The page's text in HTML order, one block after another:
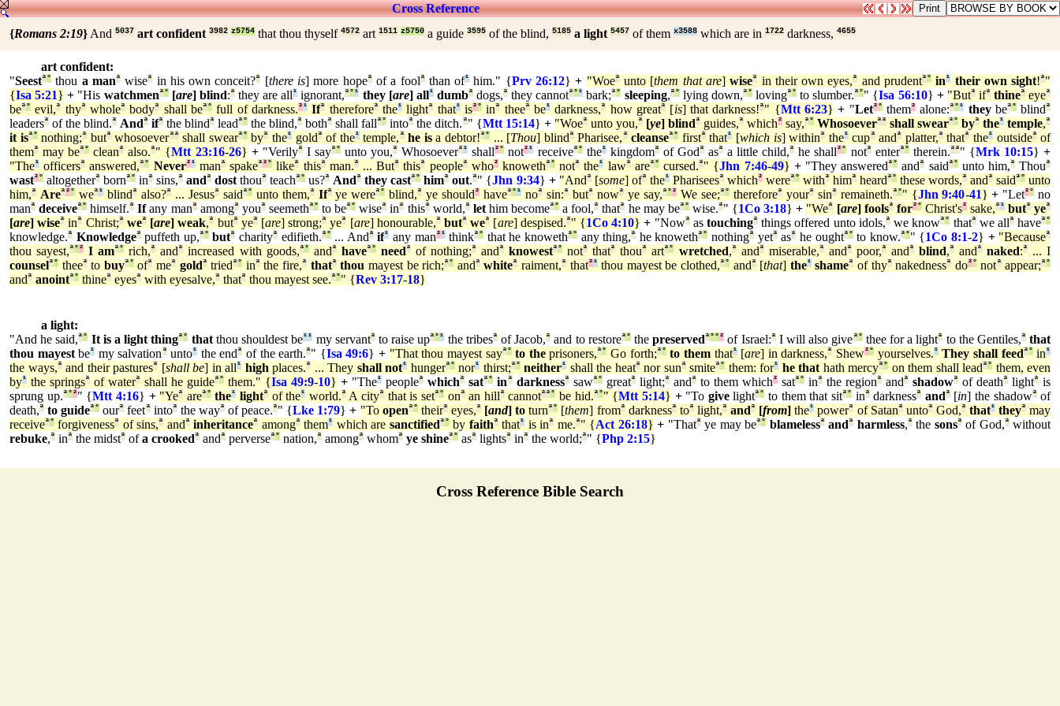
Cross Reference
{Romans 2:19} And 5037 art confident 3982 z5754 that thou thyself 4572 art 1511 z5750 a guide 3595 of the blind, 5185 a light 5457 of them x3588 which are in 1722 darkness, 4655
art confident:
"Seestª° thou a manªwiseª in his own conceit?ª [there is] more hopeªof a foolªthan of¹ him." {Prv 26:12} + "Woeª unto [them that are]wiseª in their own eyes,ª and prudentª° in¹ their own sight!ª"
{Isa 5:21} + "His watchmenª° [are] blind:ªthey are all¹ ignorant,ª°¹ they [are] all¹dumbªdogs,ª they cannotª°¹ bark;ª° sleeping,ª°lying down,ª°lovingª° to slumber.ª°" {Isa 56:10} + "Butª ifª thineª eyeª
beª° evil,ª thyª wholeª bodyª shall beª° full of darkness.²¹ Ifª thereforeª the¹ lightª that¹is²° inª theeª be¹ darkness,ª how greatª [is] that darkness!ª" {Mtt 6:23} + "Let²°them²alone:ª°¹ theybeª°blindª
leadersª of the blind.ª Andª ifª the blindª leadª° the blind,ª bothª shall fallª° intoª the ditch. ª" {Mtt 15:14} + "Woeª unto you,ª [ye] blindª guides,ª which²say,ª° Whosoeverªª shall swearª°byª the¹ temple,ª
it isª°nothing;ª butª whosoeverªª shall swearª°byª the¹ goldª of the¹temple, ª he isa debtor!ª° ... [Thou] blindª Pharisee, ª cleanseª° firstª that¹ [which is] withinª the¹cupª andª platter,ª thatª the¹ outsideª of
themª may beª° cleanª also.ª" {Mtt 23:16-26} + "VerilyªI sayª°unto you,ª Whosoeverª¹ shall²° not²¹ receiveª°the¹kingdomªof Godªasªa little child,ª he shall²° notªenterª°therein.ªª" {Mrk 10:15} +
"The¹ officersª answered,ª° Never²¹manª spakeª²° likeª thisª man.ª ... Butª thisª peopleª who²knowethª° notª the¹ lawª areª°cursed.ª" {Jhn 7:46-49} + "They answeredª° andª saidª°unto him,ª Thouª
wast²° altogetherª bornª° inª sins,ª andª dost thouª teachª° us?ª Andª they castª° himª out.ª" {Jhn 9:34} + "Andª [some] ofª the¹Phariseesª which²wereª°withª himª heardª°these words,ª andª saidª°unto
him,ª Areª²°weª¹blindª also?ª ... Jesusª saidª°unto them,ª Ifª ye wereª° blind,ª ye should² haveª°¹ noª sin:ª butª nowª ye say,ª°²We see;ª°thereforeª yourª sinª remaineth.ª°" {Jhn 9:40-41} + "Let²° no
manª deceiveª° himself.ª Ifany manªamongªyouªseemethª°to beª° wiseª inª thisªworld,ª lethim becomeª° a fool,ª thatª he may beª°wise.ª" {1Co 3:18} + "Weª [are] foolsª for²°Christ's²sake,ª¹ butª yeª
[are] wiseª inª Christ;ª weª [are] weak,ª butª yeª [are] strong;ª yeª [are] honourable,ª butª weª [are] despised.ª" {1Co 4:10} + "Nowªastouchingª things offered unto idols,ªwe knowª° thatªwe allªhaveª°
knowledge.ª Knowledgeªpuffeth up,ª° butª charityª edifieth.ª°... Andª if¹ any man²¹thinkª° that he knowethª° any thing,ª he knowethª° nothingª yetªasª he oughtª°to know.ª°" {1Co 8:1-2} + "Becauseª
thou sayest,ª°² I amª° rich,ª andª increased with goods,ª°andª haveª°needª of nothing;ª andª knowestª° notª thatª thouª artª° wretched,ª andª miserable,ª andª poor,ª andª blind,ª andª naked:ª
... I
counselª° theeª to buyª°ofª meª goldª triedª° inª the fire,ª thatª thou mayest be rich;ª° andª whiteª raiment,ª that²¹thou mayest be clothed,ª° andª [that] the¹shameª of thyª nakednessª do²°notª appear;ª°
andª anointª° thineª eyesª with eyesalve,ª thatª thou mayest see.ª°" {Rev 3:17-18}
a light:
"And he said,ª° It is a light thingª° thatthou shouldest be¹¹ my servantªto raise upª°¹ the tribesªof Jacob,ª and to restoreª°thepreservedª°°² of Israel:ªI will also giveª°thee for a lightª to the Gentiles,ª that
thou mayestbe¹ my salvation ªunto¹ the endª of the earth.ª" {Isa 49:6} + "That thou mayest sayª° to theprisoners,ª° Go forth;ª° to themthat¹[are] in darkness,ª Shew²° yourselves.¹ They shall feedª°in¹
the ways,ª and their pasturesª [shall be] in all¹ high places.ª ... They shall not¹ hungerª°nor¹ thirst;ª° neither¹ shall the heatª nor sunª smiteª° them: for¹ he that hath mercyª° on them shall leadª° them, even
by¹ the springsª of waterª shall he guideª° them." {Isa 49:9-10} + "The¹ peopleª whichª satª° in ªdarknessªsawª°greatªlight;ªandªto them which²satª°inªthe regionªandª shadowªof deathª lightª is
sprung up.ª°²" {Mtt 4:16} + "Yeª areª° the¹ lightª of the¹ world.ª A cityª that is setª°onª an hillª cannotªª° be hid.ª°" {Mtt 5:14} + "To givelightª° to them that sitª°inªdarknessª andª[in] the shadowªof
death,ª to guideª° ourª feetªintoªthe wayªof peace.ª" {Lke 1:79} + "To openª°theirª eyes,ª [and] to turnª° [them] fromª darknessª toª light,ª andª [from] the¹ powerª of Satanª untoª God,ª that¹ theyª may
receiveª° forgivenessª of sins,ª andª inheritanceª amongª them¹ which are sanctifiedª°by faithª that¹ is inª me.ª" {Act 26:18} + "Thatªye may beª° blamelessª andª harmless,ªthe sonsªof God,ªwithout
rebuke,ª inª the midstª ofa crookedª andª perverseª° nation,ª amongª whomª ye shineª° asª lightsª inª the world;ª" {Php 2:15}
Cross Reference Bible Search